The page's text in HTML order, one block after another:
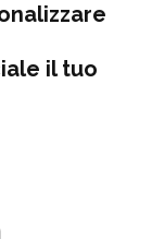
il tuo